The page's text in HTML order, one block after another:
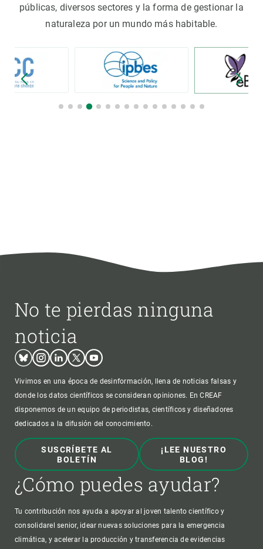
públicas, diversos sectores y la forma de gestionar la
naturaleza por un mundo más habitable.
No te pierdas ninguna
noticia
BlueskyInstagram
LinkedinTwitterYoutube
Vivimos en una época de desinformación, llena de noticias falsas y
donde los datos científicos se consideran opiniones. En CREAF
disponemos de un equipo de periodistas, científicos y diseñadores
dedicados a la difusión del conocimiento.
SUSCRÍBETE AL
BOLETÍN
¡LEE NUESTRO
BLOG!
¿Cómo puedes ayudar?
Tu contribución nos ayuda a apoyar al joven talento científico y
consolidarel senior, idear nuevas soluciones para la emergencia
climática, y acelerar la producción y transferencia de evidencias